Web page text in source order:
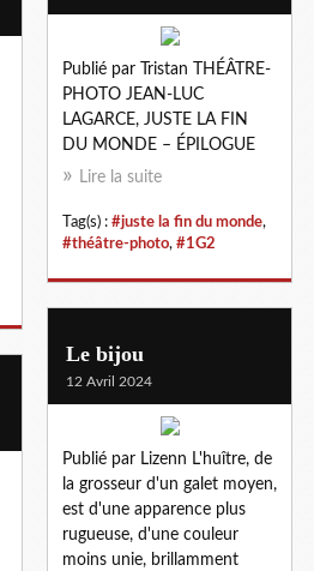
Publié par Tristan THÉÂTRE-
PHOTO JEAN-LUC
LAGARCE, JUSTE LA FIN
DU MONDE – ÉPILOGUE
Lire la suite
Tag(s) : #juste la fin du monde,
#théâtre-photo, #1G2
Le bijou
12 Avril 2024
Publié par Lizenn L'huître, de
la grosseur d'un galet moyen,
est d'une apparence plus
rugueuse, d'une couleur
moins unie, brillamment